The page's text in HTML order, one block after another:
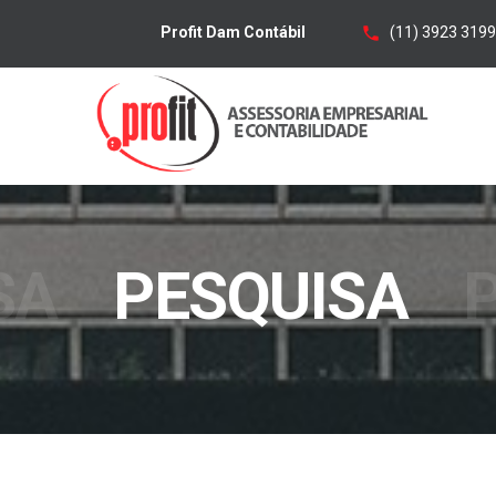
Profit Dam Contábil (11) 3923 3199
PESQUISA